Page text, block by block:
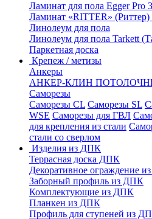
Ламинат для пола Egger Pro
Ламинат «RITTER» (Риттер)
Линолеум для пола
Линолеум для пола Tarkett
Паркетная доска
Крепеж / метизы
Анкеры
АНКЕР-КЛИН
Саморезы
Саморезы CL Саморезы SL
WSE Саморезы для ГВЛ
для крепления из стали
стали со сверлом
Изделия из ДПК
Террасная доска ДПК
Декоративное ограждение
Заборный профиль из ДПК
Комплектующие из ДПК
Планкен из ДПК
Профиль для ступеней из